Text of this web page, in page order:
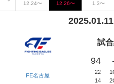
〜 12.24〜 12.26〜 1.3〜
FE名古屋
試
94
22
14